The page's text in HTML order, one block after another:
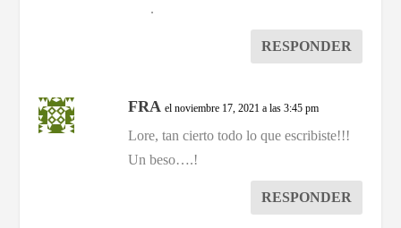
.
RESPONDER
FRA el noviembre 17, 2021 a las 3:45 pm
Lore, tan cierto todo lo que escribiste!!!
Un beso….!
RESPONDER